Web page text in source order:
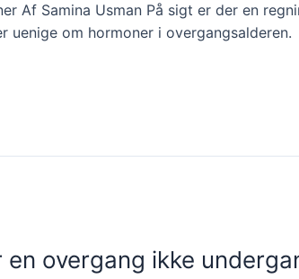
Af Samina Usman På sigt er der en
om hormoner i
overgang ikke